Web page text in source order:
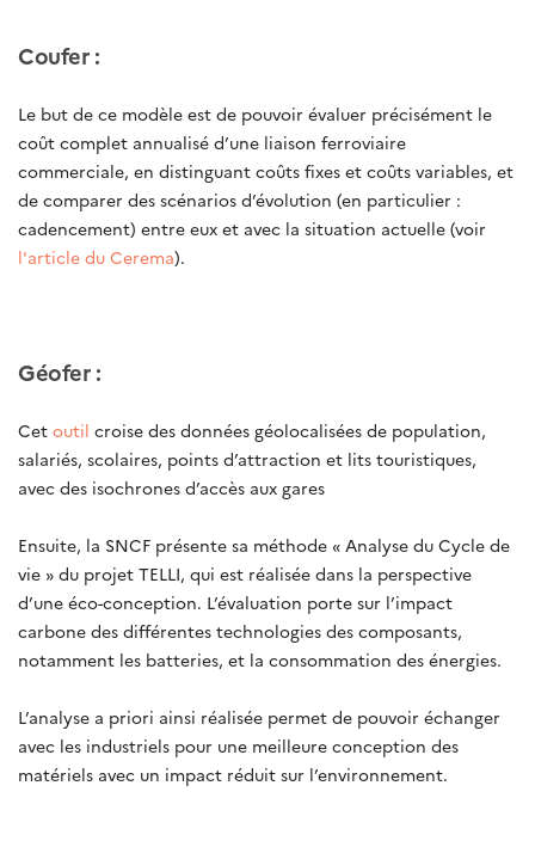
Coufer :
Le but de ce modèle est de pouvoir évaluer précisément le
coût complet annualisé d’une liaison ferroviaire
commerciale, en distinguant coûts fixes et coûts variables, et
de comparer des scénarios d’évolution (en particulier :
cadencement) entre eux et avec la situation actuelle (voir
l'article du Cerema).
Géofer :
Cet outil croise des données géolocalisées de population,
salariés, scolaires, points d’attraction et lits touristiques,
avec des isochrones d’accès aux gares
Ensuite, la SNCF présente sa méthode « Analyse du Cycle de
vie » du projet TELLI, qui est réalisée dans la perspective
d’une éco-conception. L’évaluation porte sur l’impact
carbone des différentes technologies des composants,
notamment les batteries, et la consommation des énergies.
L’analyse a priori ainsi réalisée permet de pouvoir échanger
avec les industriels pour une meilleure conception des
matériels avec un impact réduit sur l’environnement.